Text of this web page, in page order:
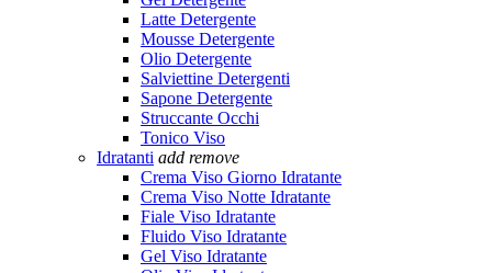
Latte Detergente
Mousse Detergente
Olio Detergente
Salviettine Detergenti
Sapone Detergente
Struccante Occhi
Tonico Viso
Idratanti add remove
Crema Viso Giorno Idratante
Crema Viso Notte Idratante
Fiale Viso Idratante
Fluido Viso Idratante
Gel Viso Idratante